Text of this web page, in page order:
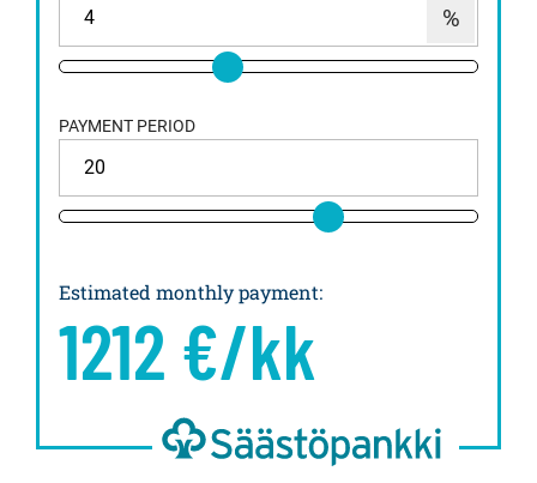
PAYMENT PERIOD
Estimated monthly payment:
1212 €/kk